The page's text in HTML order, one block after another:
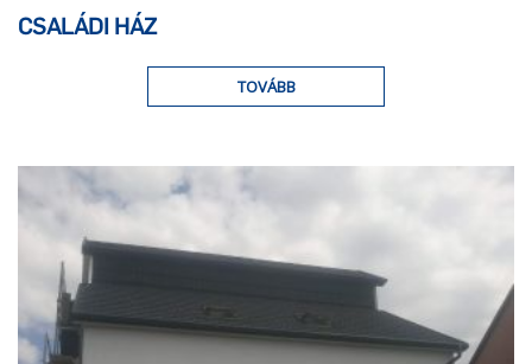
CSALÁDI HÁZ
TOVÁBB